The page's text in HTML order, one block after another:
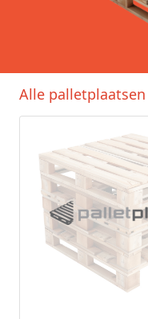
Alle palletplaatsen